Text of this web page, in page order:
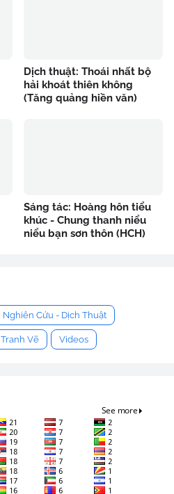
Dịch thuật: Thoái nhất bộ
hải khoát thiên không
(Tăng quảng hiền văn)
Sáng tác: Hoàng hôn tiểu
khúc - Chung thanh niểu
niểu bạn sơn thôn (HCH)
Nghiên Cứu - Dịch Thuật
Tranh Vẽ Videos